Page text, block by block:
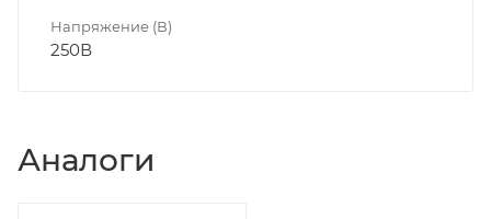
Напряжение (В)
250В
Аналоги